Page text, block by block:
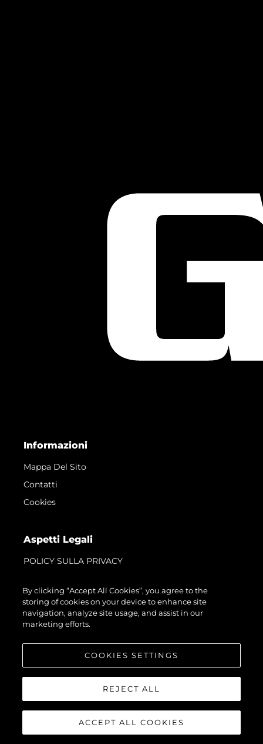
Informazioni
Mappa Del Sito
Contatti
Cookies
Aspetti Legali
POLICY SULLA PRIVACY
TERMINOS Y CONDICIONES
COOKIE POLICY
RECLUTAMENTO
L'azienda
Charter
By clicking “Accept All Cookies”, you agree to the
storing of cookies on your device to enhance site
navigation, analyze site usage, and assist in our
marketing efforts.
COOKIES SETTINGS
REJECT ALL
ACCEPT ALL COOKIES